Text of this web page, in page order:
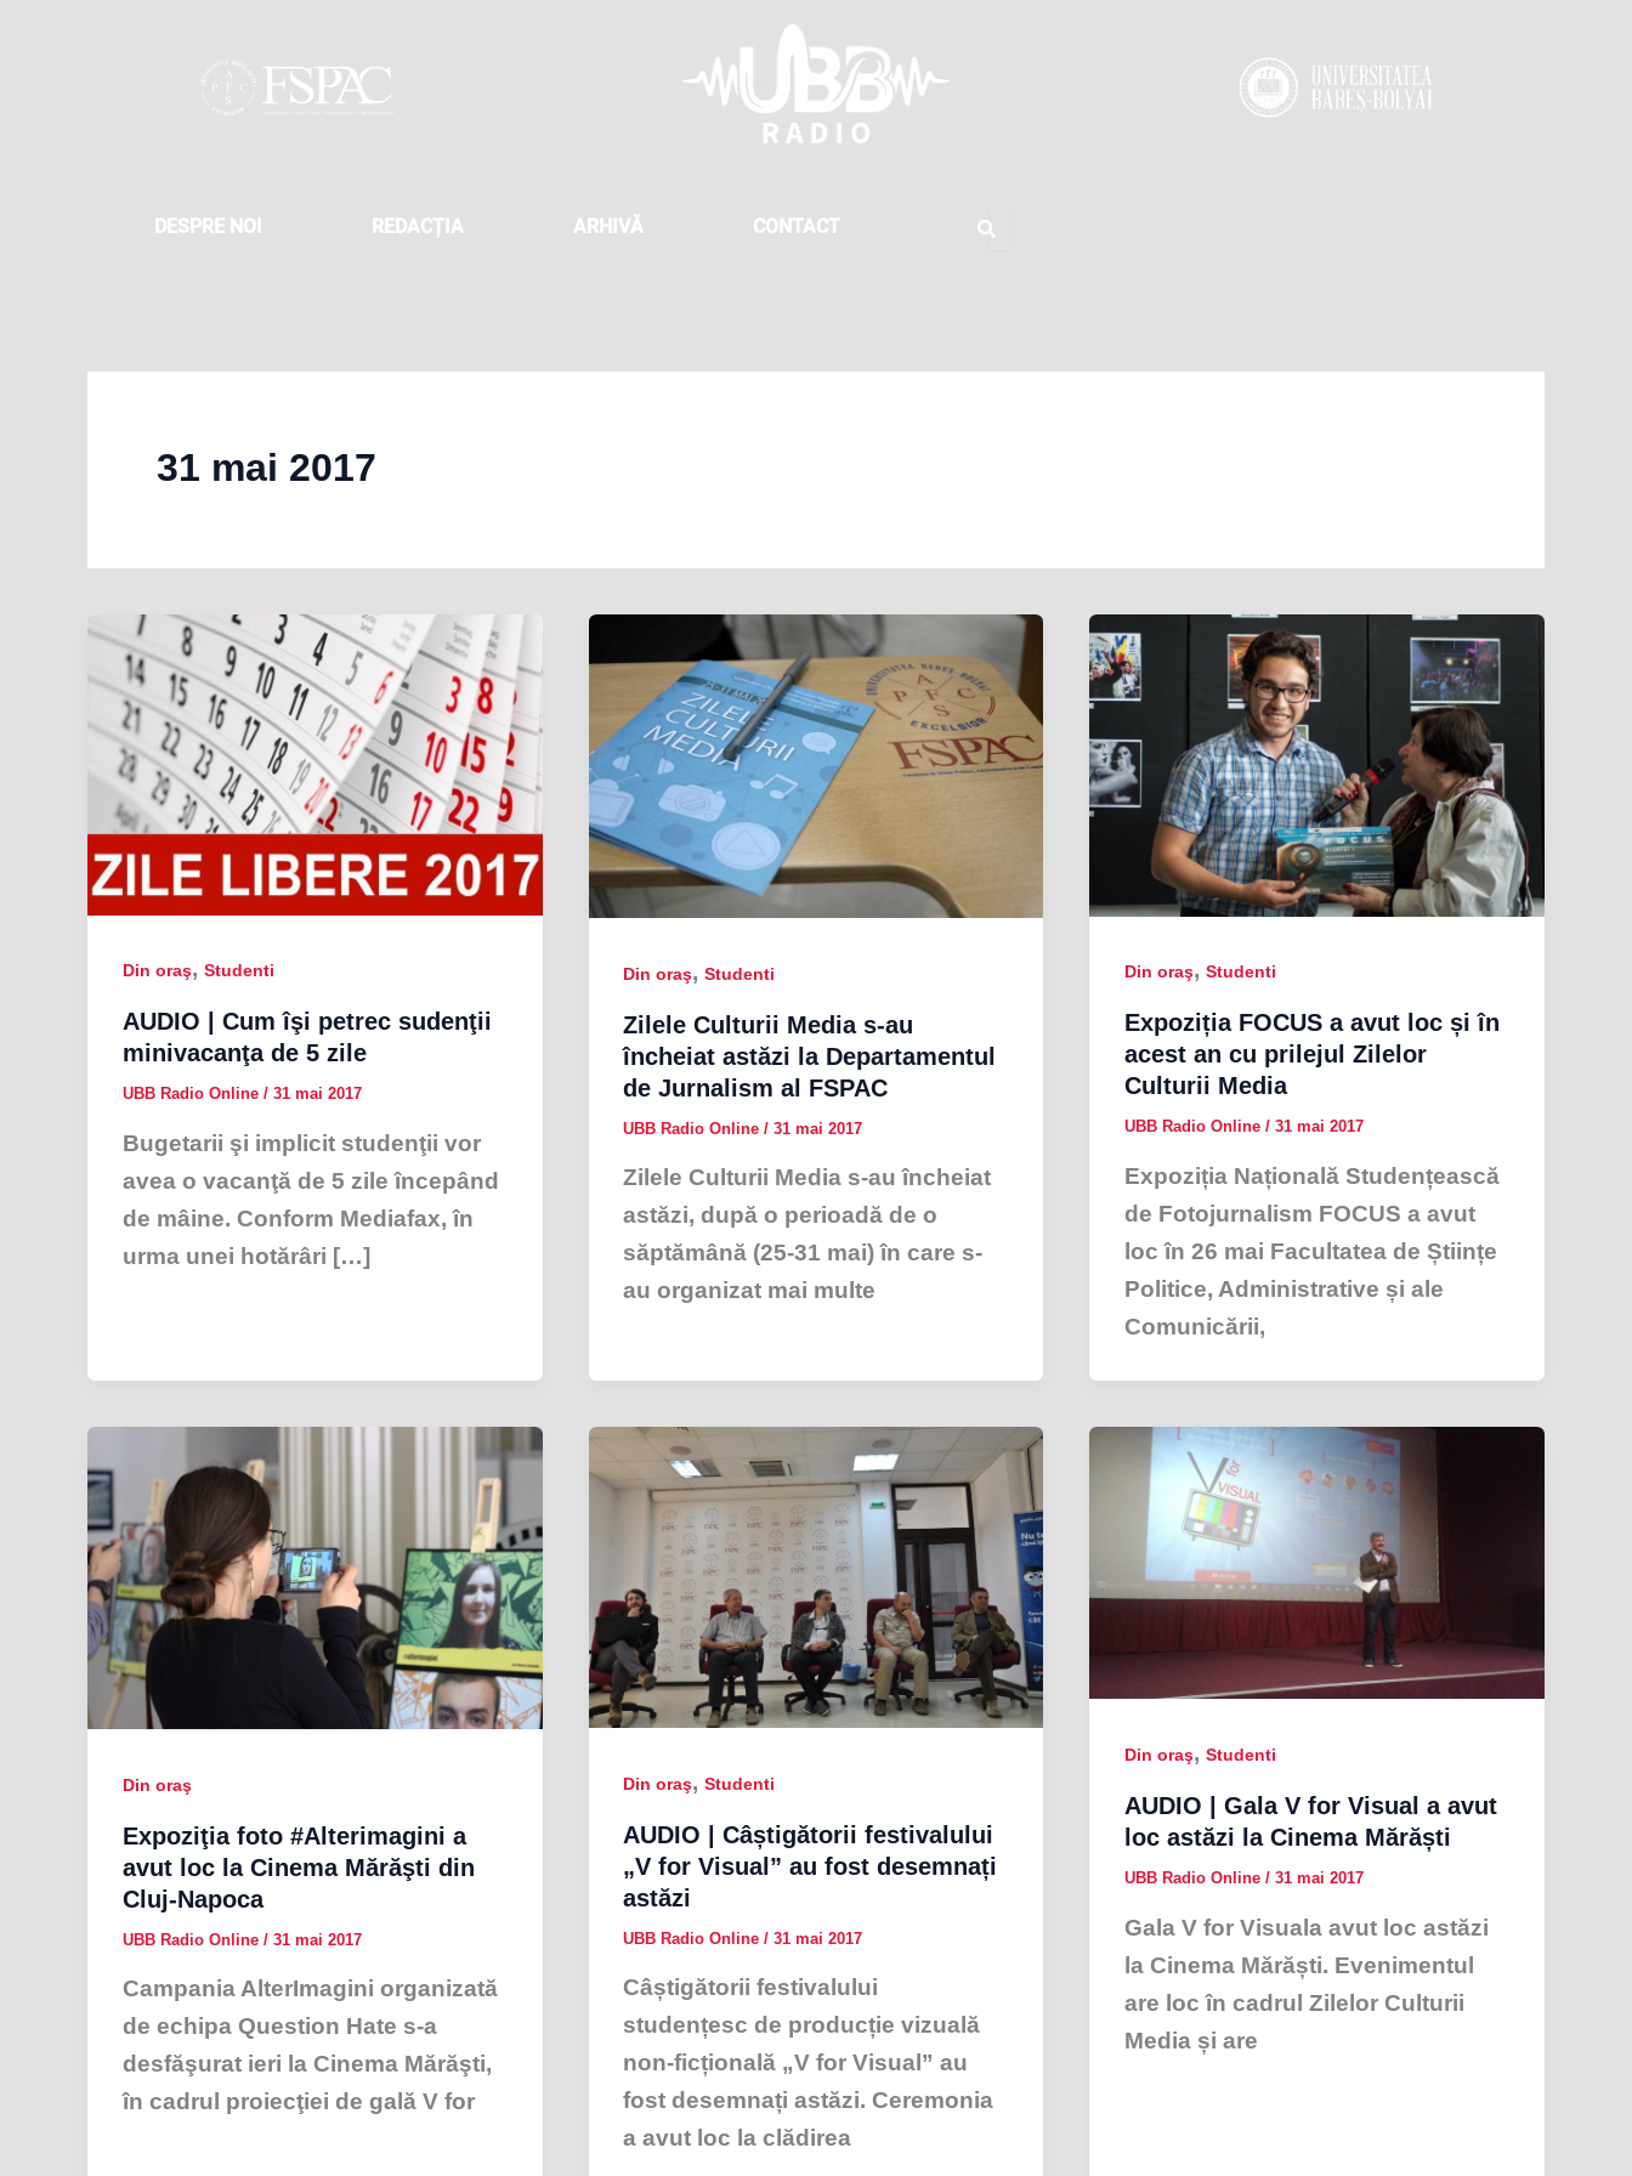
DESPRE NOI REDACȚIA ARHIVĂ CONTACT
31 mai 2017
Din oraş, Studenti
AUDIO | Cum îşi petrec sudenţii
minivacanţa de 5 zile
UBB Radio Online / 31 mai 2017
Bugetarii şi implicit studenţii vor
avea o vacanţă de 5 zile începând
de mâine. Conform Mediafax, în
urma unei hotărâri […]
Din oraş,Studenti
Zilele Culturii Media s-au
încheiat astăzi la Departamentul
de Jurnalism al FSPAC
UBB Radio Online/31 mai 2017
Zilele Culturii Media s-au încheiat
astăzi, după o perioadă de o
săptămână (25-31 mai) în care s-
au organizat mai multe
Din oraş, Studenti
Expoziția FOCUS a avut loc și în
acest an cu prilejul Zilelor
Culturii Media
UBB Radio Online / 31 mai 2017
Expoziția Națională Studențească
de Fotojurnalism FOCUS a avut
loc în 26 mai Facultatea de Științe
Politice, Administrative și ale
Comunicării,
Din oraş
Expoziţia foto #Alterimagini a
avut loc la Cinema Mărăşti din
Cluj-Napoca
UBB Radio Online / 31 mai 2017
Campania AlterImagini organizată
de echipa Question Hate s-a
desfăşurat ieri la Cinema Mărăşti,
în cadrul proiecţiei de gală V for
Din oraş,Studenti
AUDIO | Câștigătorii festivalului
„V for Visual” au fost desemnați
astăzi
UBB Radio Online/31 mai 2017
Câștigătorii festivalului
studențesc de producție vizuală
non-ficțională „V for Visual” au
fost desemnați astăzi. Ceremonia
a avut loc la clădirea
Din oraş, Studenti
AUDIO | Gala V for Visual a avut
loc astăzi la Cinema Mărăști
UBB Radio Online / 31 mai 2017
Gala V for Visuala avut loc astăzi
la Cinema Mărăști. Evenimentul
are loc în cadrul Zilelor Culturii
Media și are